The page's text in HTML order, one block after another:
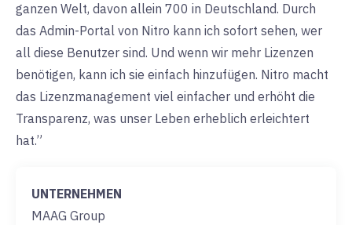
ganzen Welt, davon allein 700 in Deutschland. Durch
das Admin-Portal von Nitro kann ich sofort sehen, wer
all diese Benutzer sind. Und wenn wir mehr Lizenzen
benötigen, kann ich sie einfach hinzufügen. Nitro macht
das Lizenzmanagement viel einfacher und erhöht die
Transparenz, was unser Leben erheblich erleichtert
hat.”
UNTERNEHMEN
MAAG Group